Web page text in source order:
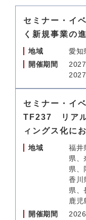
セミナー・イ
く新規事業の
地域
愛知
開催期間
セミナー・イ
TF237 リアル
ィングス化に
地域
福井
県、
県、
香川
県、
鹿児
開催期間